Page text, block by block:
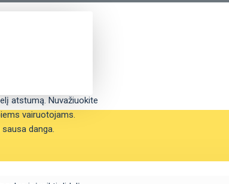
atstumą. Nuvažiuokite
vairuotojams.
danga.